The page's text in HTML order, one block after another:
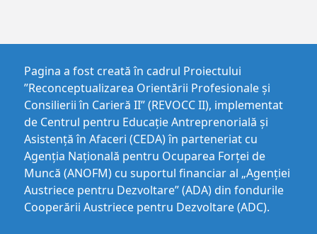
Pagina a fost creată în cadrul Proiectului
”Reconceptualizarea Orientării Profesionale și
Consilierii în Carieră II” (REVOCC II), implementat
de Centrul pentru Educaţie Antreprenorială şi
Asistenţă în Afaceri (CEDA) în parteneriat cu
Agenția Națională pentru Ocuparea Forței de
Muncă (ANOFM) cu suportul financiar al „Agenției
Austriece pentru Dezvoltare” (ADA) din fondurile
Cooperării Austriece pentru Dezvoltare (ADC).